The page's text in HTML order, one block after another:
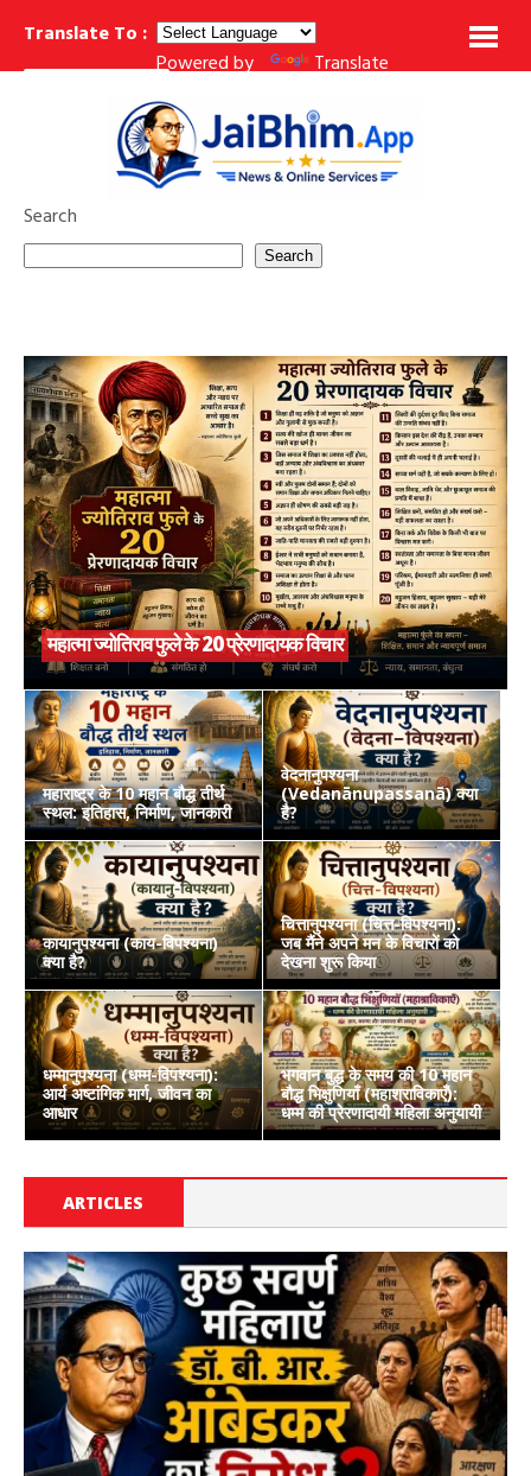
Translate To :
Powered by
Translate
Search
Search
महात्मा ज्योतिराव फुले के 20 प्रेरणादायक विचार
महाराष्ट्र के 10 महान बौद्ध तीर्थ
स्थल: इतिहास, निर्माण, जानकारी
वेदनानुपश्यना
(Vedanānupassanā) क्या
है?
कायानुपश्यना (काय-विपश्यना)
क्या है?
चित्तानुपश्यना (चित्त-विपश्यना):
जब मैंने अपने मन के विचारों को
देखना शुरू किया
धम्मानुपश्यना (धम्म-विपश्यना):
आर्य अष्टांगिक मार्ग, जीवन का
आधार
भगवान बुद्ध के समय की 10 महान
बौद्ध भिक्षुणियाँ (महाश्राविकाएँ):
धम्म की प्रेरणादायी महिला अनुयायी
ARTICLES